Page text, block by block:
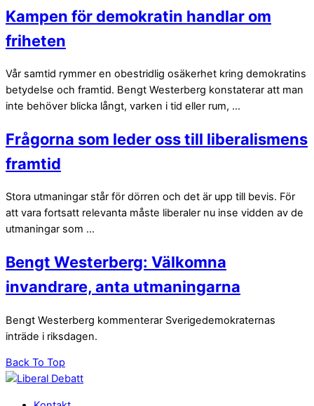
Kampen för demokratin handlar om
friheten
Vår samtid rymmer en obestridlig osäkerhet kring demokratins
betydelse och framtid. Bengt Westerberg konstaterar att man
inte behöver blicka långt, varken i tid eller rum, ...
Frågorna som leder oss till liberalismens
framtid
Stora utmaningar står för dörren och det är upp till bevis. För
att vara fortsatt relevanta måste liberaler nu inse vidden av de
utmaningar som ...
Bengt Westerberg: Välkomna
invandrare, anta utmaningarna
Bengt Westerberg kommenterar Sverigedemokraternas
inträde i riksdagen.
Back To Top